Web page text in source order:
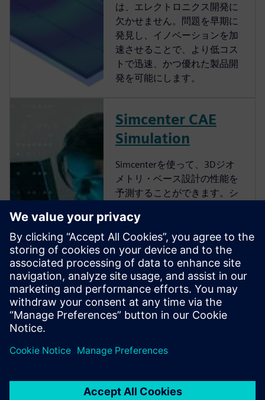
は、エレクトロニクス開発に
欠かせません。問題を早期に
発見し、イノベーションを加
速させることで、より低コス
トで迅速、かつ優れた製品開
発を可能にします。
Simcenter CAE
Simulation
Simcenterを使って、3Dジオ
メトリ・ベース設計の性能を
予測することができます。シ
製品を使うと、あらゆるCAD
のジオメトリをインポートし
て、有限要素、境界要素、数
値流体力学、マルチボディ・
ダイナミクスなど、幅広い
CAE手法に対応した解析モデ
ルを統合環境で作成できま
す。